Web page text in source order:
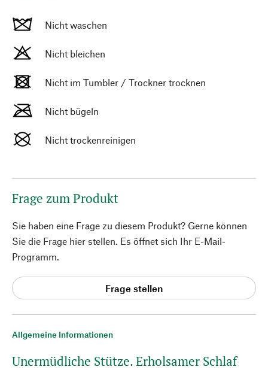
Allgemeine Informationen
Unermüdliche Stütze. Erholsamer Schlaf
Nicht waschen
Nicht bleichen
Nicht im Tumbler / Trockner trocknen
Nicht bügeln
Nicht trockenreinigen
Frage zum Produkt
Sie haben eine Frage zu diesem Produkt? Gerne können
Sie die Frage hier stellen. Es öffnet sich Ihr E-Mail-
Programm.
Frage stellen